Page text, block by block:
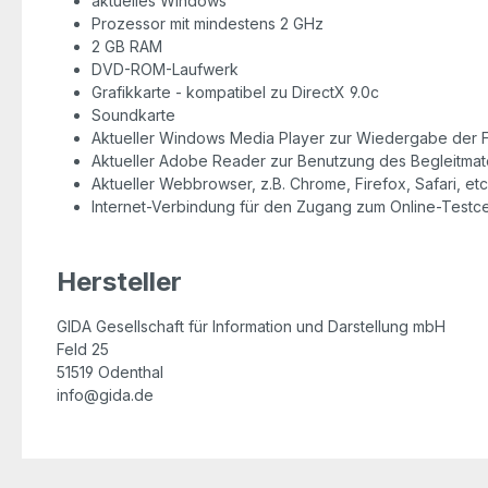
Prozessor mit mindestens 2 GHz
2 GB RAM
DVD-ROM-Laufwerk
Grafikkarte - kompatibel zu DirectX 9.0c
Soundkarte
Aktueller Windows Media Player zur Wiedergabe der
Aktueller Adobe Reader zur Benutzung des
Aktueller Webbrowser, z.B. Chrome, Firefox, Safari,
Internet-Verbindung für den Zugang zum Online-
Hersteller
GIDA Gesellschaft für Information und Darstellung mbH
Feld 25
51519 Odenthal
info@gida.de